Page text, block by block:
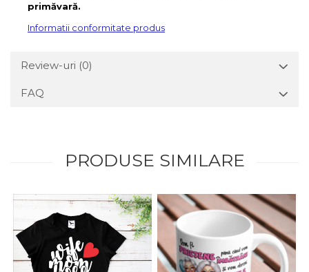
primăvară.
Informatii conformitate produs
Review-uri (0)
FAQ
PRODUSE SIMILARE